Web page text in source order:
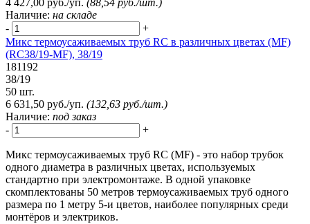
4 427,00 руб./уп. (88,54 руб./шт.)
Наличие: на складе
-
+
Микс термоусаживаемых труб RC в различных цветах (MF)
(RC38/19-MF), 38/19
181192
38/19
50 шт.
6 631,50 руб./уп. (132,63 руб./шт.)
Наличие: под заказ
-
+
Микс термоусаживаемых труб RC (MF) - это набор трубок
одного диаметра в различных цветах, используемых
стандартно при электромонтаже. В одной упаковке
скомплектованы 50 метров термоусаживаемых труб одного
размера по 1 метру 5-и цветов, наиболее популярных среди
монтёров и электриков.